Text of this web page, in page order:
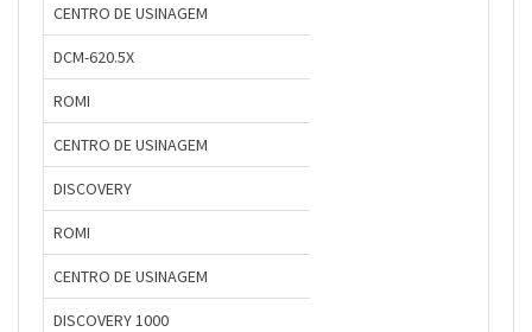
CENTRO DE USINAGEM
DCM-620.5X
ROMI
CENTRO DE USINAGEM
DISCOVERY
ROMI
CENTRO DE USINAGEM
DISCOVERY 1000